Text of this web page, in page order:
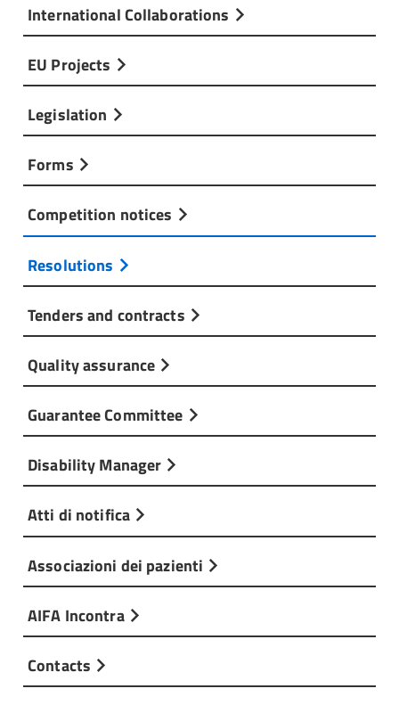
International Collaborations
EU Projects
Legislation
Forms
Competition notices
Resolutions
Tenders and contracts
Quality assurance
Guarantee Committee
Disability Manager
Atti di notifica
Associazioni dei pazienti
AIFA Incontra
Contacts